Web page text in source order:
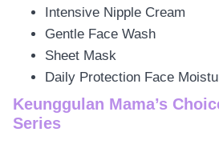
Intensive Nipple Cream
Gentle Face Wash
Sheet Mask
Daily Protection Face
Keunggulan Mama’s
Series